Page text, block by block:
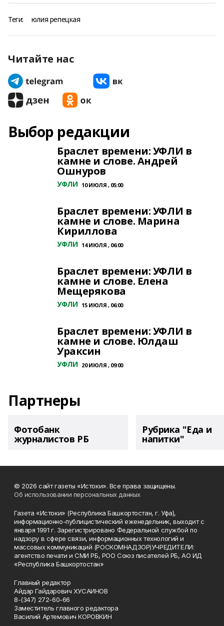
Теги: юлия репецкая
Читайте нас
Выбор редакции
Браслет времени: УФЛИ в
камне и слове. Андрей
Ошнуров
УФЛИ 10 ИЮЛЯ , 05:00
Браслет времени: УФЛИ в
камне и слове. Марина
Кириллова
УФЛИ 14 ИЮЛЯ , 06:00
Браслет времени: УФЛИ в
камне и слове. Елена
Мещерякова
УФЛИ 15 ИЮЛЯ , 06:00
Браслет времени: УФЛИ в
камне и слове. Юлдаш
Ураксин
УФЛИ 20 ИЮЛЯ , 09:00
Партнеры
Фотобанк
журналистов РБ
Рубрика "Еда и
напитки"
© 2026 сайт газеты «Истоки». Все права защищены.
Об использовании персональных данных
Газета «Истоки» (Республика Башкортостан, г. Уфа),
информационно-публицистический еженедельник, выходит с
января 1991 г. Зарегистрировано Федеральной службой по
надзору в сфере связи, информационных технологий и
массовых коммуникаций (РОСКОМНАДЗОР)УЧРЕДИТЕЛИ:
агентство печати и СМИ РБ, РОО Союз писателей РБ, АО ИД
«Республика Башкортостан»
Главный редактор
Айдар Гайдарович ХУСАИНОВ
8-(347) 272-60-66
Заместитель главного редактора
Василий Артемович КОРОВКИН